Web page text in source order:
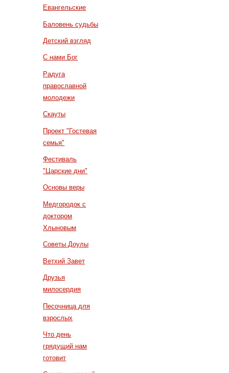
Евангельские
Баловень судьбы
Детский взгляд
С нами Бог
Радуга
православной
молодежи
Скауты
Проект "Гостевая
семья"
Фестиваль
"Царские дни"
Основы веры
Медгородок с
доктором
Хлыновым
Советы Доулы
Ветхий Завет
Друзья
милосердия
Песочница для
взрослых
Что день
грядущий нам
готовит